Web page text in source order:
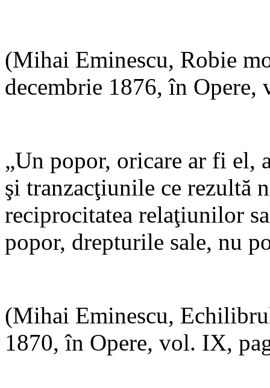
(Mihai Eminescu, Robie
decembrie 1876, în
„Un popor, oricare ar fi el,
şi tranzacţiunile ce rezultă
reciprocitatea relaţiunilor
popor, drepturile sale, nu
(Mihai Eminescu,
1870, în Opere, vol. IX,